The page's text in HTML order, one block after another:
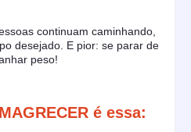
continuam caminhando,
desejado. E pior: se parar de
peso!
é essa: